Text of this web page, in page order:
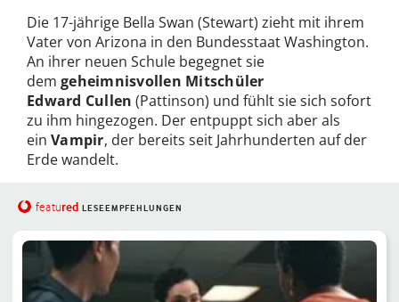
Die 17-jährige Bella Swan (Stewart) zieht mit ihrem
Vater von Arizona in den Bundesstaat Washington.
An ihrer neuen Schule begegnet sie
dem geheimnisvollen Mitschüler
Edward Cullen (Pattinson) und fühlt sie sich sofort
zu ihm hingezogen. Der entpuppt sich aber als
ein Vampir, der bereits seit Jahrhunderten auf der
Erde wandelt.
featured LESEEMPFEHLUNGEN